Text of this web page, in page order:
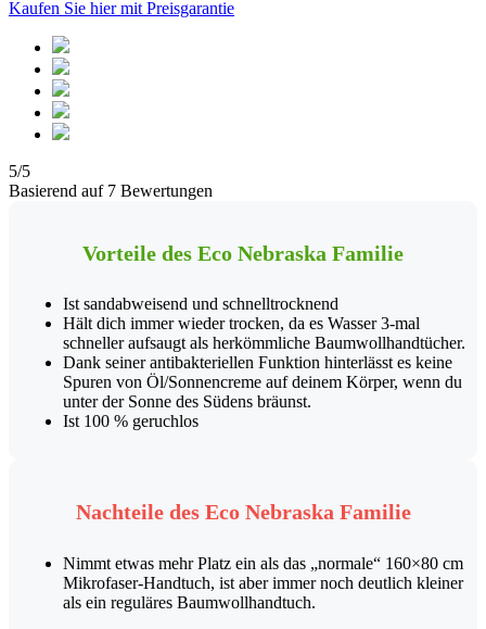
Kaufen Sie hier mit Preisgarantie
5/5
Basierend auf 7 Bewertungen
Vorteile des Eco Nebraska Familie
Ist sandabweisend und schnelltrocknend
Hält dich immer wieder trocken, da es Wasser 3-mal
schneller aufsaugt als herkömmliche Baumwollhandtücher.
Dank seiner antibakteriellen Funktion hinterlässt es keine
Spuren von Öl/Sonnencreme auf deinem Körper, wenn du
unter der Sonne des Südens bräunst.
Ist 100 % geruchlos
Nachteile des Eco Nebraska Familie
Nimmt etwas mehr Platz ein als das „normale“ 160×80 cm
Mikrofaser-Handtuch, ist aber immer noch deutlich kleiner
als ein reguläres Baumwollhandtuch.